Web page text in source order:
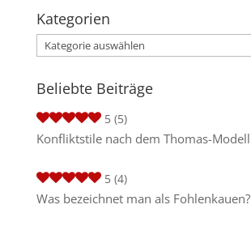
Kategorien
Kategorien
Beliebte Beiträge
5 (5)
Konfliktstile nach dem Thomas-Modell
5 (4)
Was bezeichnet man als Fohlenkauen?